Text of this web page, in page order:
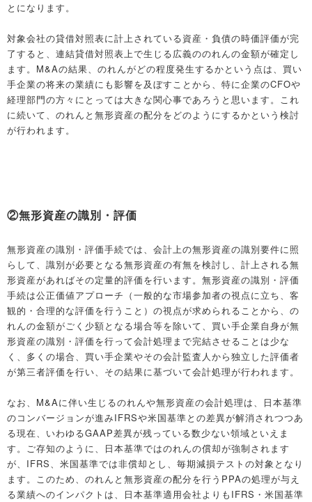
とになります。
対象会社の貸借対照表に計上されている資産・負債の時価評価が完
了すると、連結貸借対照表上で生じる広義ののれんの金額が確定し
ます。M&Aの結果、のれんがどの程度発生するかという点は、買い
手企業の将来の業績にも影響を及ぼすことから、特に企業のCFOや
経理部門の方々にとっては大きな関心事であろうと思います。これ
に続いて、のれんと無形資産の配分をどのようにするかという検討
が行われます。
②無形資産の識別・評価
無形資産の識別・評価手続では、会計上の無形資産の識別要件に照
らして、識別が必要となる無形資産の有無を検討し、計上される無
形資産があればその定量的評価を行います。無形資産の識別・評価
手続は公正価値アプローチ（一般的な市場参加者の視点に立ち、客
観的・合理的な評価を行うこと）の視点が求められることから、の
れんの金額がごく少額となる場合等を除いて、買い手企業自身が無
形資産の識別・評価を行って会計処理まで完結させることは少な
く、多くの場合、買い手企業やその会計監査人から独立した評価者
が第三者評価を行い、その結果に基づいて会計処理が行われます。
なお、M&Aに伴い生じるのれんや無形資産の会計処理は、日本基準
のコンバージョンが進みIFRSや米国基準との差異が解消されつつあ
る現在、いわゆるGAAP差異が残っている数少ない領域といえま
す。ご存知のように、日本基準ではのれんの償却が強制されます
が、IFRS、米国基準では非償却とし、毎期減損テストの対象となり
ます。このため、のれんと無形資産の配分を行うPPAの処理が与え
る業績へのインパクトは、日本基準適用会社よりもIFRS・米国基準